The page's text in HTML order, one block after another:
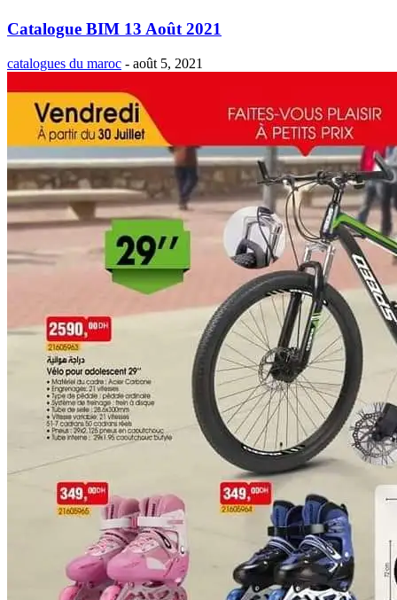
Catalogue BIM 13 Août 2021
catalogues du maroc - août 5, 2021